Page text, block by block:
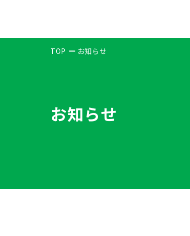
TOP お知らせ
お知らせ